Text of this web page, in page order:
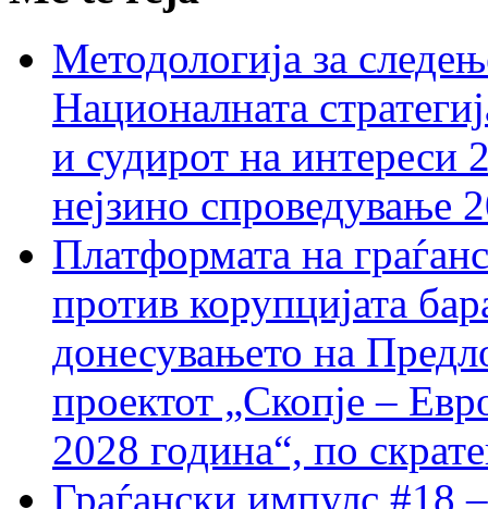
Методологија за
Националната
и судирот на интереси
нејзино спроведување
Платформата на
против корупцијата
донесувањето на
проектот „Скопје –
2028 година“, по
Граѓански импулс #18